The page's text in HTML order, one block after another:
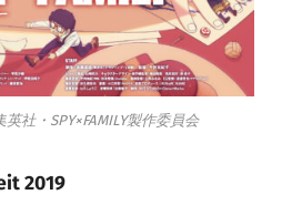
社・SPY×FAMILY製作委員会
2019